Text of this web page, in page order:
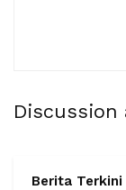
Berita Terkini